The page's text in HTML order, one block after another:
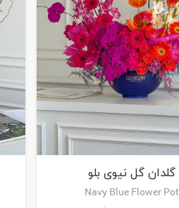
گلدان گل نیوی بلو
Navy Blue Flower Pot